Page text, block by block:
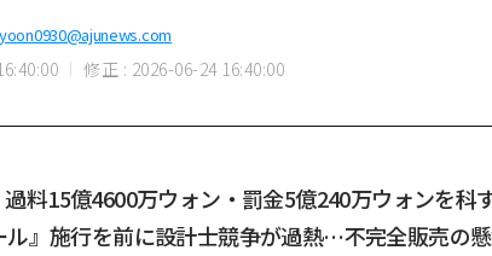
yoon0930@ajunews.com
修正 : 2026-06-24 16:40:00
料15億4600万ウォン・罰金5億240万ウォンを
ル』施行を前に設計士競争が過熱…不完全販売の